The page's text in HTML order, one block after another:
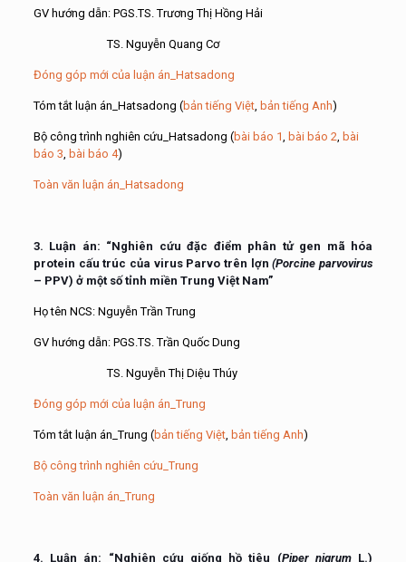
GV hướng dẫn: PGS.TS. Trương Thị Hồng Hải
TS. Nguyễn Quang Cơ
Đóng góp mới của luận án_Hatsadong
Tóm tắt luận án_Hatsadong (bản tiếng Việt, bản tiếng Anh)
Bộ công trình nghiên cứu_Hatsadong (bài báo 1, bài báo 2, bài
báo 3, bài báo 4)
Toàn văn luận án_Hatsadong
3. Luận án: “Nghiên cứu đặc điểm phân tử gen mã hóa
protein cấu trúc của virus Parvo trên lợn(Porcine parvovirus
– PPV) ở một số tỉnh miền Trung Việt Nam”
Họ tên NCS: Nguyễn Trần Trung
GV hướng dẫn: PGS.TS. Trần Quốc Dung
TS. Nguyễn Thị Diệu Thúy
Đóng góp mới của luận án_Trung
Tóm tắt luận án_Trung (bản tiếng Việt, bản tiếng Anh)
Bộ công trình nghiên cứu_Trung
Toàn văn luận án_Trung
4. Luận án: “Nghiên cứu giống hồ tiêu (Piper nigrumL.)